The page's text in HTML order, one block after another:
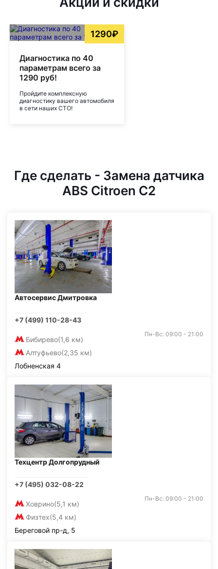
1290₽
Диагностика по 40
параметрам всего за
1290 руб!
Пройдите комплексную
диагностику вашего автомобиля
в сети наших СТО!
Где сделать - Замена датчика
ABS Citroen C2
Автосервис Дмитровка
+7 (499) 110-28-43
Бибирево(1,6 км)
Алтуфьево(2,35 км)
Пн-Вс: 09:00 - 21:00
Лобненская 4
Техцентр Долгопрудный
+7 (495) 032-08-22
Ховрино(5,1 км)
Физтех(5,4 км)
Пн-Вс: 09:00 - 21:00
Береговой пр-д, 5